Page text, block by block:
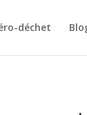
déchet